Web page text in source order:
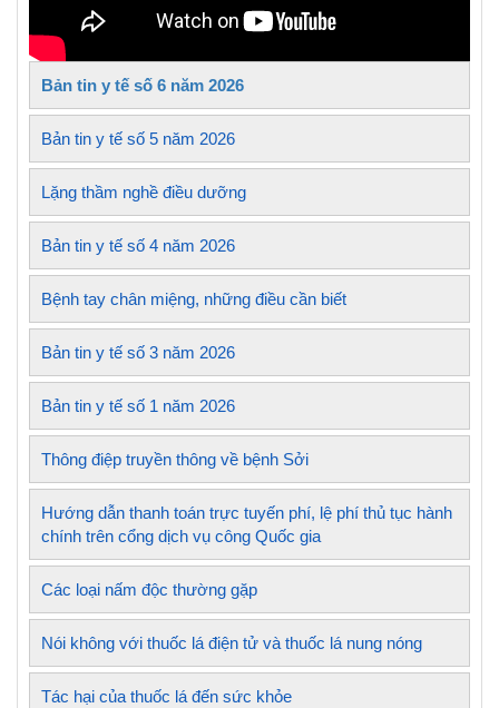
Bản tin y tế số 6 năm 2026
Bản tin y tế số 5 năm 2026
Lặng thầm nghề điều dưỡng
Bản tin y tế số 4 năm 2026
Bệnh tay chân miệng, những điều cần biết
Bản tin y tế số 3 năm 2026
Bản tin y tế số 1 năm 2026
Thông điệp truyền thông về bệnh Sởi
Hướng dẫn thanh toán trực tuyến phí, lệ phí thủ tục hành
chính trên cổng dịch vụ công Quốc gia
Các loại nấm độc thường gặp
Nói không với thuốc lá điện tử và thuốc lá nung nóng
Tác hại của thuốc lá đến sức khỏe